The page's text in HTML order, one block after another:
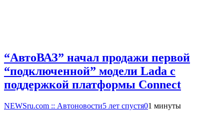
“АвтоВАЗ” начал продажи первой
“подключенной” модели Lada с
поддержкой платформы Connect
NEWSru.com :: Автоновости5 лет спустя01 минуты